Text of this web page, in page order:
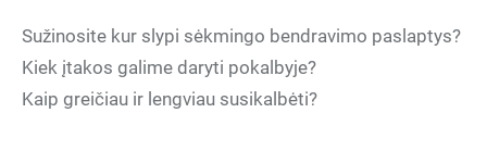
Sužinosite kur slypi sėkmingo bendravimo paslaptys?
Kiek įtakos galime daryti pokalbyje?
Kaip greičiau ir lengviau susikalbėti?